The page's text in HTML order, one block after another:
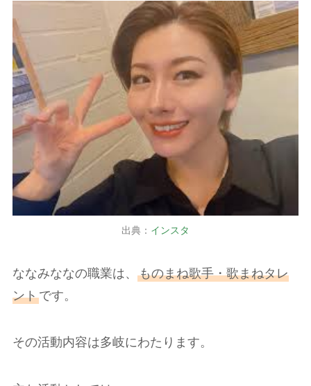
出典： インスタ
ななみななの職業は、 ものまね歌手・歌まねタレ
ントです。
その活動内容は多岐にわたります。